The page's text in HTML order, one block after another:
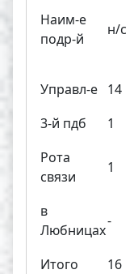
Наим-е
подр-й
н/с
Управл-е 14
3-й пдб
1
Рота
связи
1
в
Любницах
-
Итого 16